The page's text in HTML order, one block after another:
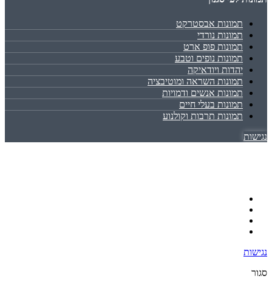
תמונות אבסטרקט
תמונות נורדי
תמונות פופ ארט
תמונות נופים וטבע
יהדות ויודאיקה
תמונות השראה ומוטיבציה
תמונות אנשים ודמויות
תמונות בעלי חיים
תמונות תרבות וקולנוע
נגישות
נגישות
סגור